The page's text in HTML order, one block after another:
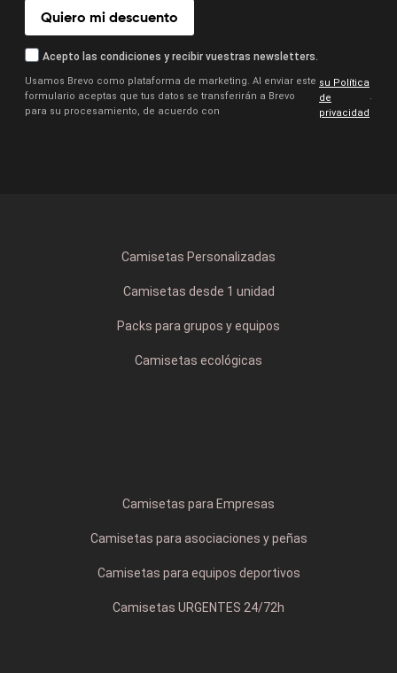
Quiero mi descuento
Acepto las condiciones y recibir vuestras newsletters.
Usamos Brevo como plataforma de marketing. Al enviar este
formulario aceptas que tus datos se transferirán a Brevo
para su procesamiento, de acuerdo con
su Política
de
privacidad
.
Camisetas Personalizadas
Camisetas desde 1 unidad
Packs para grupos y equipos
Camisetas ecológicas
Camisetas para Empresas
Camisetas para asociaciones y peñas
Camisetas para equipos deportivos
Camisetas URGENTES 24/72h